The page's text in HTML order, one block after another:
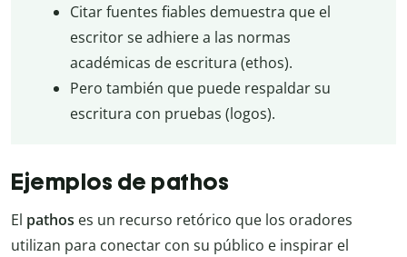
Citar fuentes fiables demuestra que el
escritor se adhiere a las normas
académicas de escritura (ethos).
Pero también que puede respaldar su
escritura con pruebas (logos).
Ejemplos de pathos
El pathos es un recurso retórico que los oradores
utilizan para conectar con su público e inspirar el